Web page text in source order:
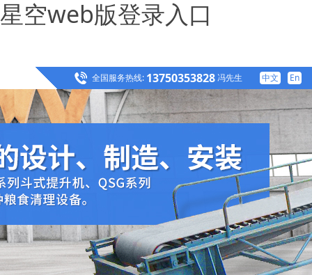
星空web版登录入口
全国服务热线: 13750353828冯先生 中文 En